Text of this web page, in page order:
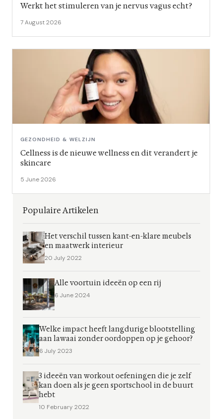
Werkt het stimuleren van je nervus vagus echt?
7 August 2026
GEZONDHEID & WELZIJN
Cellness is de nieuwe wellness en dit verandert je
skincare
5 June 2026
Populaire Artikelen
Het verschil tussen kant-en-klare meubels
en maatwerk interieur
20 July 2022
Alle voortuin ideeën op een rij
6 June 2024
Welke impact heeft langdurige blootstelling
aan lawaai zonder oordoppen op je gehoor?
6 July 2023
3 ideeën van workout oefeningen die je zelf
kan doen als je geen sportschool in de buurt
hebt
10 February 2022